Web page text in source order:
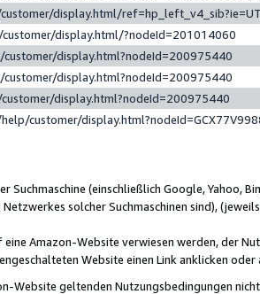
display.html/
display.html/?nodeId=201014060
display.html?nodeId=200975440
display.html?nodeId=200975440
display.html?nodeId=200975440
customer/
Suchmaschine (einschließlich Google, Yahoo,
solcher Suchmaschinen sind), (jeweils
Amazon-Website verwiesen werden, der
Website einen Link anklicken oder
Website geltenden Nutzungsbedingungen